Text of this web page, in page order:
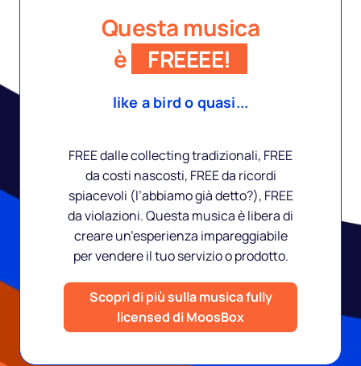
Questa musica
è
FREEEE!
like a bird o quasi...
FREE dalle collecting tradizionali, FREE
da costi nascosti, FREE da ricordi
spiacevoli (l’abbiamo già detto?), FREE
da violazioni. Questa musica è libera di
creare un’esperienza impareggiabile
per vendere il tuo servizio o prodotto.
Scopri di più sulla musica fully
licensed di MoosBox